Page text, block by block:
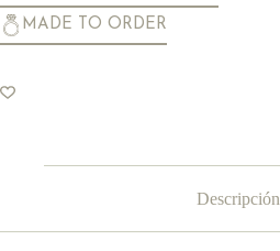
MADE TO ORDER
Descripción